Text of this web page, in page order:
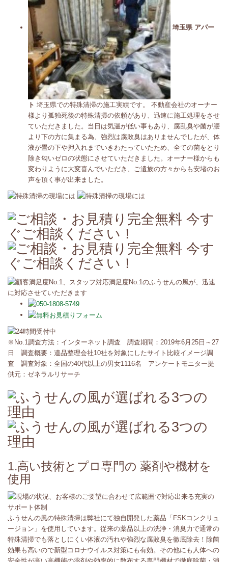
埼玉県 アパー
ト 埼玉県での特殊清掃の施工実績です。 不動産会社のオーナー
様より孤独死後の特殊清掃の依頼があり、迅速に施工処理をさせ
ていただきました。当日は気温が低い事もあり、腐乱臭や菌が腰
より下の方に集まる為、強烈は腐敗臭はありませんでしたが、体
液が畳の下や押入れまでいきわたっていたため、全ての菌をとり
除き匂いゼロの状態にさせていただきました。オーナー様からも
変わりように大変喜んでいただき、ご遺族の方々からも安堵のお
声を頂く事が出来ました。
※No.1調査方法：インターネット調査 調査期間：2019年6月25日～27
日 調査概要：遺品整理会社10社を対象にしたサイト比較イメージ調
査 調査対象：全国の40代以上の男女1116名 アンケートモニター提
供元：ゼネラルリサーチ
1.高い技術とプロ専門の 薬剤や機材を
使用
ふうせんの風の特殊清掃は弊社にて独自開発した薬品「FSKコンクリュ
ージョン」を使用しています。従来の薬品以上の洗浄・消臭力で通常の
特殊清掃でも落としにくい体液の汚れや強烈な腐敗臭を徹底除去！除菌
効果も高いので新型コロナウイルス対策にも有効。その他にも人体への